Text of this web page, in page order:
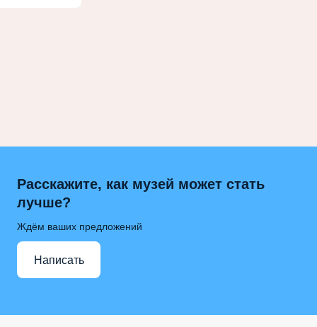
Расскажите, как музей может стать
лучше?
Ждём ваших предложений
Написать